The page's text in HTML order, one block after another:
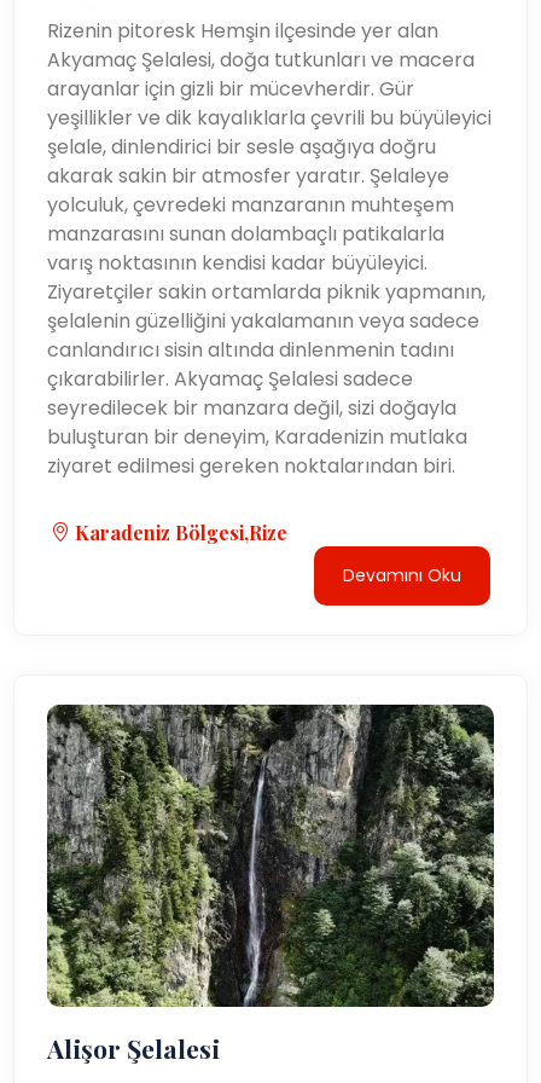
Rizenin pitoresk Hemşin ilçesinde yer alan
Akyamaç Şelalesi, doğa tutkunları ve macera
arayanlar için gizli bir mücevherdir. Gür
yeşillikler ve dik kayalıklarla çevrili bu büyüleyici
şelale, dinlendirici bir sesle aşağıya doğru
akarak sakin bir atmosfer yaratır. Şelaleye
yolculuk, çevredeki manzaranın muhteşem
manzarasını sunan dolambaçlı patikalarla
varış noktasının kendisi kadar büyüleyici.
Ziyaretçiler sakin ortamlarda piknik yapmanın,
şelalenin güzelliğini yakalamanın veya sadece
canlandırıcı sisin altında dinlenmenin tadını
çıkarabilirler. Akyamaç Şelalesi sadece
seyredilecek bir manzara değil, sizi doğayla
buluşturan bir deneyim, Karadenizin mutlaka
ziyaret edilmesi gereken noktalarından biri.
Karadeniz Bölgesi,Rize
Devamını Oku
Alişor Şelalesi